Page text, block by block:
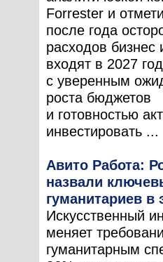
Forrester и
после года
расходов
входят в 2027 год
с уверенным
роста бюджетов
и готовностью
инвестировать ...
Авито Работа:
назвали
гуманитариев в
Искусственный
меняет
гуманитарным